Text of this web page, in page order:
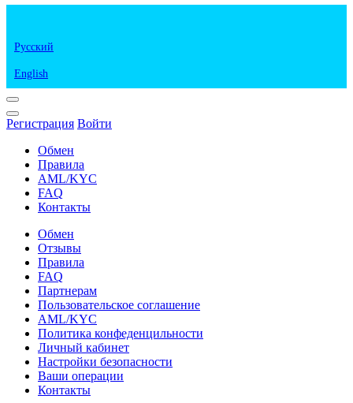
Русский
English
Регистрация Войти
Обмен
Правила
AML/KYC
FAQ
Контакты
Обмен
Отзывы
Правила
FAQ
Партнерам
Пользовательское соглашение
AML/KYC
Политика конфеденцильности
Личный кабинет
Настройки безопасности
Ваши операции
Контакты